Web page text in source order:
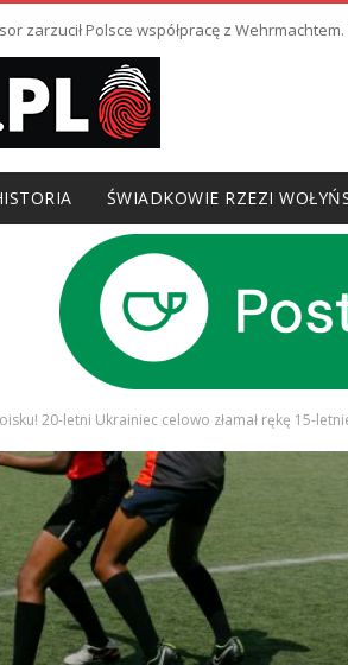
zarzucił Polsce współpracę z
ŚWIADKOWIE RZEZI
20-letni Ukrainiec celowo złamał rękę 15-